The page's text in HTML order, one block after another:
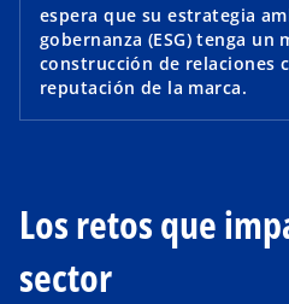
espera que su estrategia
gobernanza (ESG) tenga un
construcción de relaciones
reputación de la marca.
Los retos que
sector